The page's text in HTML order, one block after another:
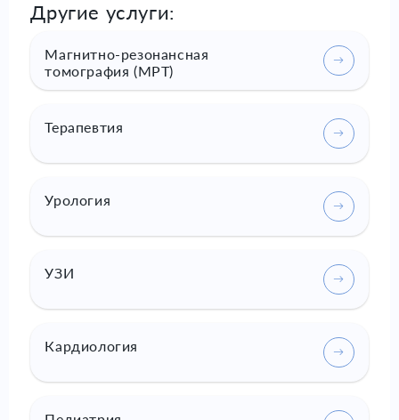
Другие услуги:
Магнитно-резонансная
томография (МРТ)
Терапевтия
Урология
УЗИ
Кардиология